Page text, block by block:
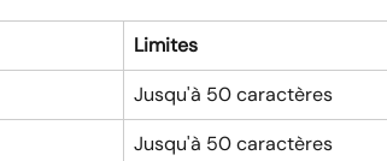
Limites
Jusqu'à 50 caractères
Jusqu'à 50 caractères